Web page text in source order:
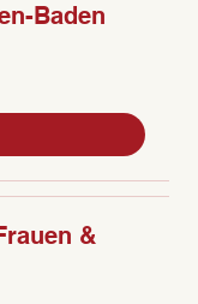
Baden
&